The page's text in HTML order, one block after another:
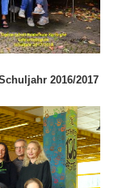
2016/2017